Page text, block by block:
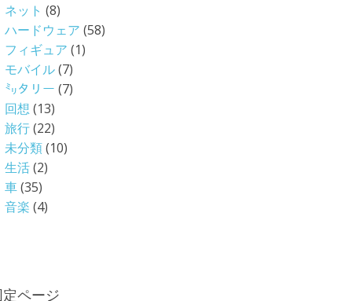
ネット (8)
ハードウェア (58)
フィギュア (1)
モバイル(7)
㍉タリー (7)
回想 (13)
旅行(22)
未分類(10)
生活(2)
車(35)
音楽 (4)
ページ